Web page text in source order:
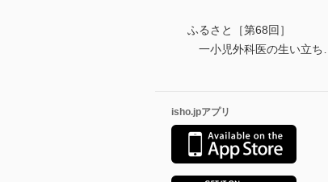
ふるさと［第68回］
一小児外科医の生い立
isho.jpアプリ